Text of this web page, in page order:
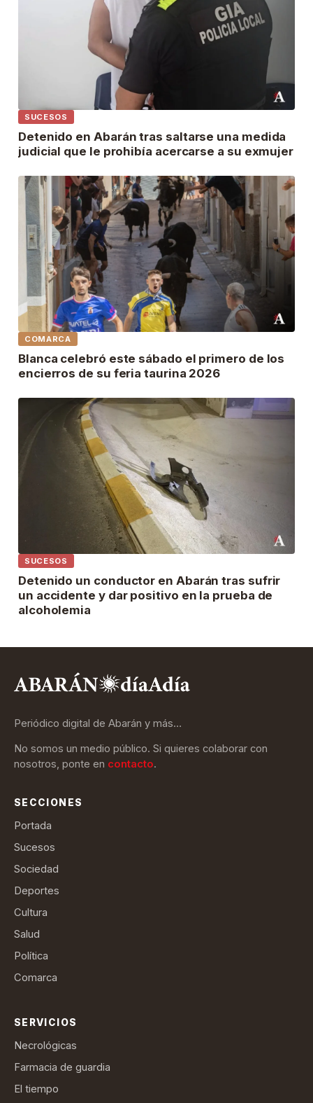
SUCESOS
Detenido en Abarán tras saltarse una medida
judicial que le prohibía acercarse a su exmujer
COMARCA
Blanca celebró este sábado el primero de los
encierros de su feria taurina 2026
SUCESOS
Detenido un conductor en Abarán tras sufrir
un accidente y dar positivo en la prueba de
alcoholemia
Periódico digital de Abarán y más…
No somos un medio público. Si quieres colaborar con
nosotros, ponte en contacto.
SECCIONES
Portada
Sucesos
Sociedad
Deportes
Cultura
Salud
Política
Comarca
SERVICIOS
Necrológicas
Farmacia de guardia
El tiempo